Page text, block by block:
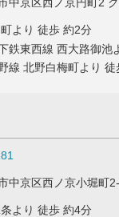
より 徒歩 約2分
鉄東西線 西大路御池
線 北野白梅町より
中京区西ノ京小堀町
より 徒歩 約4分